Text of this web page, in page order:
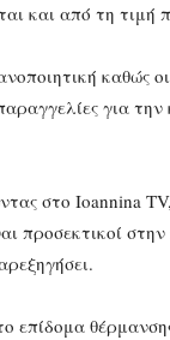
και από τη τιμή
καθώς
για
στο Ioannina TV,
προσεκτικοί
επίδομα